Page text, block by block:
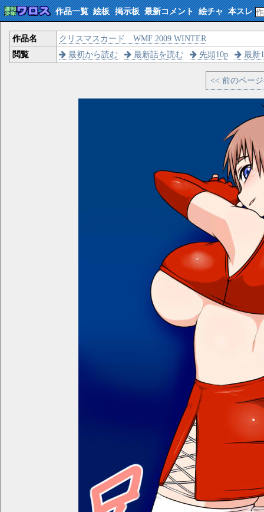
作品一覧 絵板 掲示板 最新コメント 絵チャ 本スレ
作品名
クリスマスカード WMF 2009 WINTER
閲覧
最初から読む 最新話を読む 先頭10p 最新
<< 前のペー